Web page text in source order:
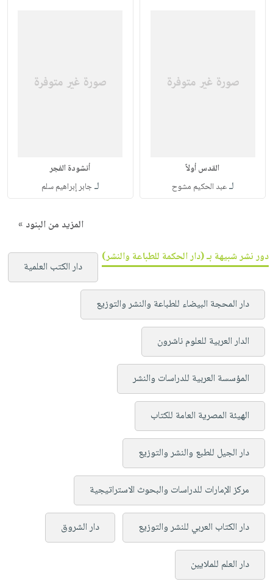
القدس أولاً
لـعبد الحكيم مشوح
أنشودة الفجر
لـجابر إبراهيم سلم
المزيد من البنود »
دور نشر شبيهة بـ (دار الحكمة للطباعة والنشر)
دار الكتب العلمية
دار المحجة البيضاء للطباعة والنشر والتوزيع
الدار العربية للعلوم ناشرون
المؤسسة العربية للدراسات والنشر
الهيئة المصرية العامة للكتاب
دار الجيل للطبع والنشر والتوزيع
مركز الإمارات للدراسات والبحوث الاستراتيجية
دار الكتاب العربي للنشر والتوزيع دار الشروق
دار العلم للملايين